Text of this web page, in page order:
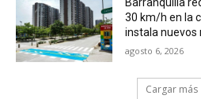
30 km/h en la
instala nuevos
agosto 6, 2026
Cargar más